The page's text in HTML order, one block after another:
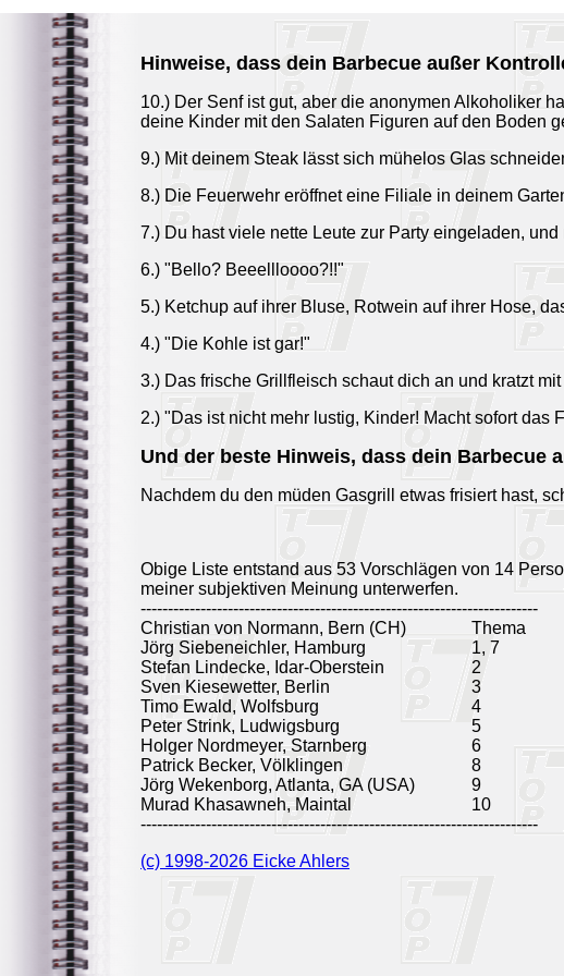
Hinweise, dass dein Barbecue außer
10.) Der Senf ist gut, aber die anonymen Alkoholiker
deine Kinder mit den Salaten Figuren auf den Boden
9.) Mit deinem Steak lässt sich mühelos Glas
8.) Die Feuerwehr eröffnet eine Filiale in deinem
7.) Du hast viele nette Leute zur Party eingeladen,
6.) "Bello? Beeellloooo?!!"
5.) Ketchup auf ihrer Bluse, Rotwein auf ihrer Hose,
4.) "Die Kohle ist gar!"
3.) Das frische Grillfleisch schaut dich an und kratzt
2.) "Das ist nicht mehr lustig, Kinder! Macht sofort das
Und der beste Hinweis, dass dein Barbecue
Nachdem du den müden Gasgrill etwas frisiert hast,
Obige Liste entstand aus 53 Vorschlägen von 14
meiner subjektiven Meinung unterwerfen.
-------------------------------------------------------------------------
Christian von Normann, Bern (CH)
Thema
Jörg Siebeneichler, Hamburg
1, 7
Stefan Lindecke, Idar-Oberstein
2
Sven Kiesewetter, Berlin
3
Timo Ewald, Wolfsburg
4
Peter Strink, Ludwigsburg
5
Holger Nordmeyer, Starnberg
6
Patrick Becker, Völklingen
8
Jörg Wekenborg, Atlanta, GA (USA)
9
Murad Khasawneh, Maintal
10
-------------------------------------------------------------------------
(c) 1998-2026 Eicke Ahlers